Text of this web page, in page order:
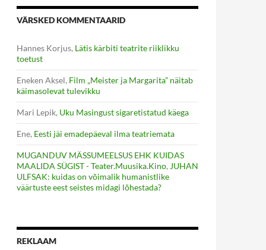
VÄRSKED KOMMENTAARID
Hannes Korjus, Lätis kärbiti teatrite riiklikku
toetust
Eneken Aksel, Film „Meister ja Margarita” näitab
käimasolevat tulevikku
Mari Lepik, Uku Masingust sigaretistatud käega
Ene, Eesti jäi emadepäeval ilma teatriemata
MUGANDUV MÄSSUMEELSUS EHK KUIDAS
MAALIDA SÜGIST - Teater.Muusika.Kino, JUHAN
ULFSAK: kuidas on võimalik humanistlike
väärtuste eest seistes midagi lõhestada?
REKLAAM